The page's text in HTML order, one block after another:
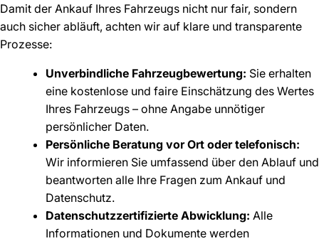
Damit der Ankauf Ihres Fahrzeugs nicht nur fair, sondern
auch sicher abläuft, achten wir auf klare und transparente
Prozesse:
Unverbindliche Fahrzeugbewertung: Sie erhalten
eine kostenlose und faire Einschätzung des Wertes
Ihres Fahrzeugs – ohne Angabe unnötiger
persönlicher Daten.
Persönliche Beratung vor Ort oder telefonisch:
Wir informieren Sie umfassend über den Ablauf und
beantworten alle Ihre Fragen zum Ankauf und
Datenschutz.
Datenschutzzertifizierte Abwicklung: Alle
Informationen und Dokumente werden